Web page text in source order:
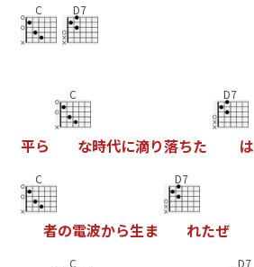
C D7
平ら
C
な時代に滴り落ちた
D7
は
C
者の電波から生ま
D7
れたぜ
C D7